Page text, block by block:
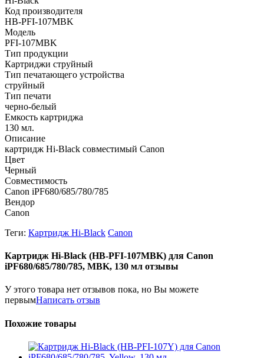
Код производителя
HB-PFI-107MBK
Модель
PFI-107MBK
Тип продукции
Картриджи струйный
Тип печатающего устройства
струйный
Тип печати
черно-белый
Емкость картриджа
130 мл.
Описание
картридж Hi-Black совместимый Canon
Цвет
Черный
Совместимость
Canon iPF680/685/780/785
Вендор
Canon
Теги: Картридж Hi-Black Canon
Картридж Hi-Black (HB-PFI-107MBK) для Canon
iPF680/685/780/785, MBK, 130 мл отзывы
У этого товара нет отзывов пока, но Вы можете
первымНаписать отзыв
Похожие товары